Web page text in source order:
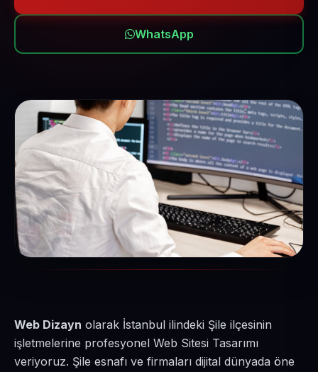
WhatsApp
Web Dizayn olarak İstanbul ilindeki Şile ilçesinin
işletmelerine profesyonel Web Sitesi Tasarımı
veriyoruz. Şile esnafı ve firmaları dijital dünyada öne